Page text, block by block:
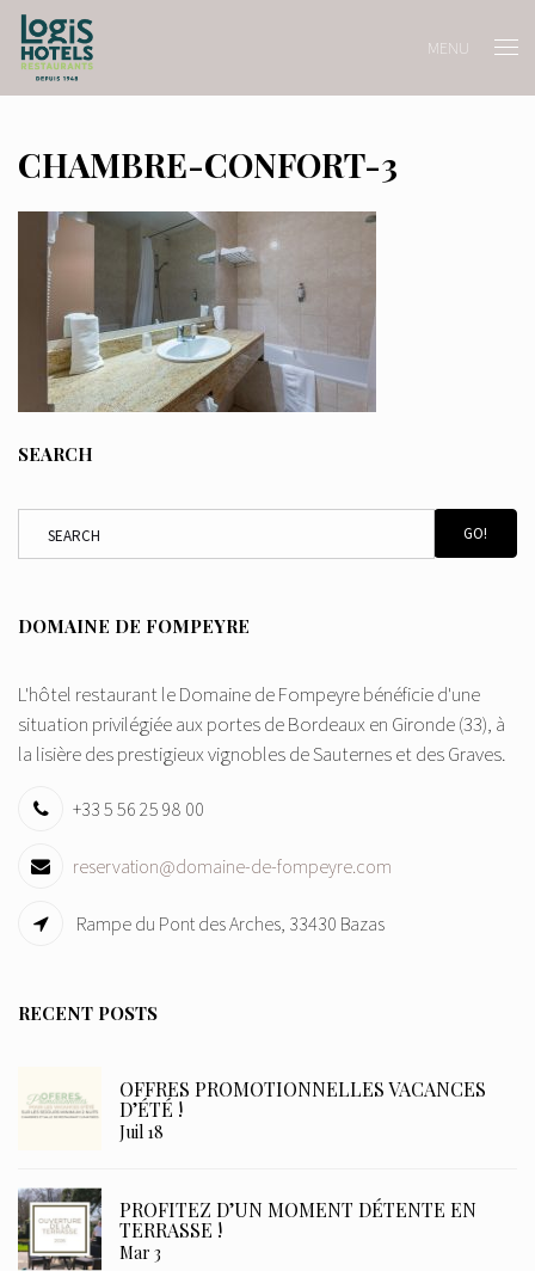
MENU
CHAMBRE-CONFORT-3
SEARCH
GO!
DOMAINE DE FOMPEYRE
L'hôtel restaurant le Domaine de Fompeyre bénéficie d'une
situation privilégiée aux portes de Bordeaux en Gironde (33), à
la lisière des prestigieux vignobles de Sauternes et des Graves.
+33 5 56 25 98 00
reservation@domaine-de-fompeyre.com
Rampe du Pont des Arches, 33430 Bazas
RECENT POSTS
OFFRES PROMOTIONNELLES VACANCES
D’ÉTÉ !
Juil 18
PROFITEZ D’UN MOMENT DÉTENTE EN
TERRASSE !
Mar 3